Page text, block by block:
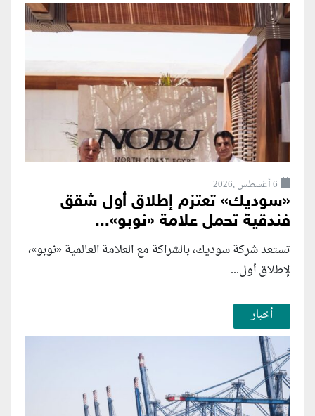
6 أغسطس ,2026
«سوديك» تعتزم إطلاق أول شقق
فندقية تحمل علامة «نوبو»...
تستعد شركة سوديك، بالشراكة مع العلامة العالمية «نوبو»،
لإطلاق أول...
أخبار